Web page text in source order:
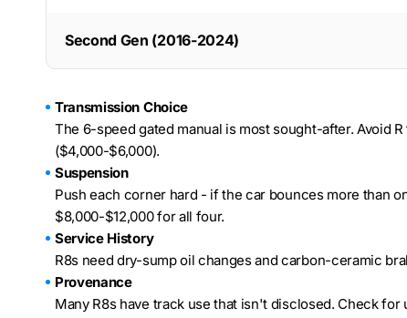
Second Gen (2016-2024)
Transmission Choice
The 6-speed gated manual is most sought-after. Avoid
($4,000-$6,000).
Suspension
Push each corner hard - if the car bounces more than
$8,000-$12,000 for all four.
Service History
R8s need dry-sump oil changes and carbon-ceramic
Provenance
Many R8s have track use that isn't disclosed. Check